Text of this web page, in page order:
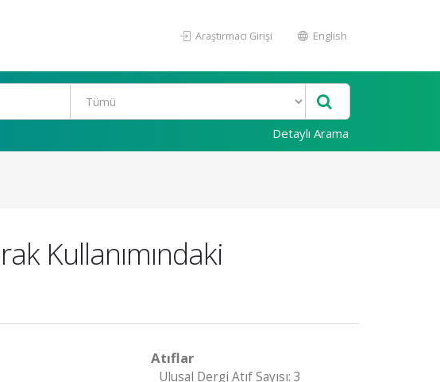
Araştırmacı Girişi English
Detaylı Arama
Kullanımındaki
Atıflar
Ulusal Dergi Atıf Sayısı: 3